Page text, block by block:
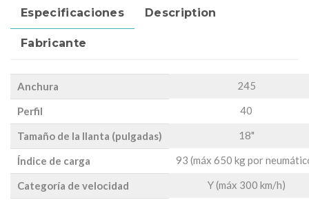
Especificaciones Description
Fabricante
Anchura 245
Perfil 40
Tamaño de la llanta (pulgadas) 18"
Índice de carga 93 (máx 650 kg por
Categoría de velocidad Y (máx 300 km/h)